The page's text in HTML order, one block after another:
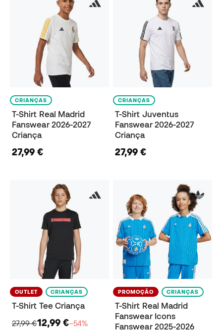
CRIANÇAS
T-Shirt Real Madrid
Fanswear 2026-2027
Criança
27,99 €
CRIANÇAS
T-Shirt Juventus
Fanswear 2026-2027
Criança
27,99 €
OUTLET CRIANÇAS
T-Shirt Tee Criança
27,99 €12,99 €−54%
PROMOÇÃO CRIANÇAS
T-Shirt Real Madrid
Fanswear Icons
Fanswear 2025-2026